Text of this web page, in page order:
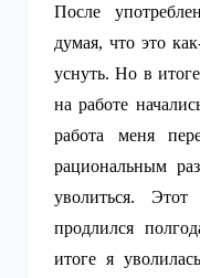
После
думая, что это
уснуть. Но в
на работе
работа меня
рациональным
уволиться.
продлился
итоге я